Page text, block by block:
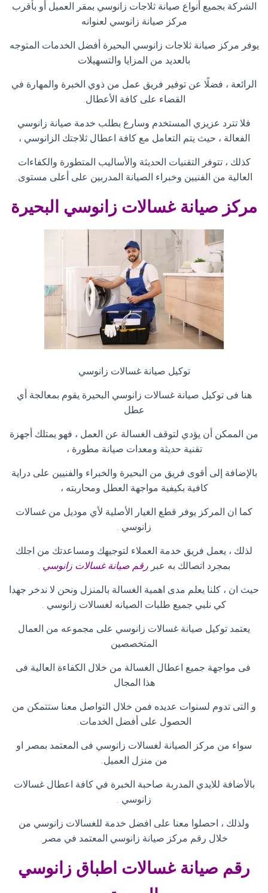
الشركة بجميع أنواع صيانة ثلاجات زانوسي بمقر العميل أو بأقرب
مركز صيانة زانوسي لعنوانه
يوفر مركز صيانة ثلاجات زانوسي البحيرة أفضل الخدمات المتوجه
بالعديد من المزايا والتسهيلات
الرائعة ، فضلًا عن توفير فريق عمل من ذوي الخبرة والمهارة في
القضاء على كافة الأعطال.
فلا تترد عزيزي المستخدم وسارع بطلب خدمة صيانة زانوسي
الفعالة ، حيث يتم التعامل مع كافة اعطال ثلاجتك الزانوسي ،
كذلك ، تتوفر التقنيات الحديثة والأساليب المتطورة والكفاءات
العالية من الفنيين وخبراء الصيانة المدربين على أعلى مستوى.
مركز صيانة غسالات زانوسي البحيرة
توكيل صيانة غسالات زانوسي
هنا فى توكيل صيانة غسالات زانوسي البحيرة يقوم بمعالجة أي
عطل
من الممكن أن يؤدي لتوقف الغسالة عن العمل ، فهو يمتلك أجهزة
تقنية حديثة ومعدات صيانة مطورة ،
بالإضافة إلى أقوى فريق من البحيرة والخبراء والفنيين على دراية
كافية بكيفية مواجهة العطل ومحاربته ،
كما ان المركز يوفر قطع الغيار الأصلية لأي موديل من غسالات
زانوسي .
لذلك ، يعمل فريق خدمة العملاء لتوجيهك ومساعدتك من اجلك
بمجرد اتصالك به عبر رقم صيانة غسالات زانوسي .
حيث ان ، كلنا يعلم مدى اهمية الغسالة بالمنزل ونحن لا ندخر جهدا
كي نلبي جميع طلبات الصيانه لغسالات زانوسي .
يعتمد توكيل صيانة غسالات زانوسي على مجموعه من العمال
المتخصصين
فى مواجهة جميع اعطال الغسالة من خلال الكفاءة العالية فى
هذا المجال
و التى تدوم لسنوات عديده فمن خلال التواصل معنا ستتمكن من
الحصول على أفضل الخدمات.
سواء من مركز الصيانة لغسالات زانوسي فى المعتمد بمصر او
من منزل العميل.
بالأضافة للايدي المدربة صاحبة الخبرة في كافة اعطال غسالات
زانوسي .
ولذلك ، احصلوا معنا على افضل خدمة للغسالات زانوسي من
خلال رقم مركز صيانة زانوسي المعتمد في مصر .
رقم صيانة غسالات اطباق زانوسي